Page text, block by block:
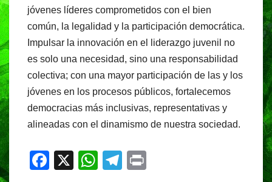
jóvenes líderes comprometidos con el bien
común, la legalidad y la participación democrática.
Impulsar la innovación en el liderazgo juvenil no
es solo una necesidad, sino una responsabilidad
colectiva; con una mayor participación de las y los
jóvenes en los procesos públicos, fortalecemos
democracias más inclusivas, representativas y
alineadas con el dinamismo de nuestra sociedad.
F
X
W
T